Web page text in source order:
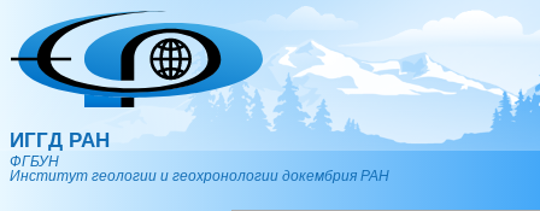
Перейти к основному содержанию
ИГГД РАН
ФГБУН
Институт геологии и геохронологии докембрия РАН